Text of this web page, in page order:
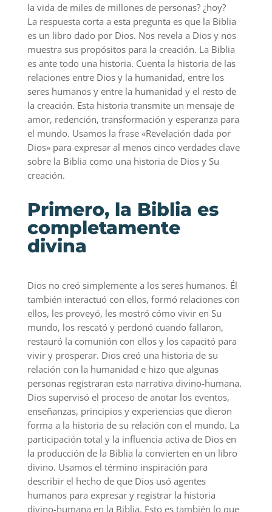
la vida de miles de millones de personas? ¿hoy?
La respuesta corta a esta pregunta es que la Biblia
es un libro dado por Dios. Nos revela a Dios y nos
muestra sus propósitos para la creación. La Biblia
es ante todo una historia. Cuenta la historia de las
relaciones entre Dios y la humanidad, entre los
seres humanos y entre la humanidad y el resto de
la creación. Esta historia transmite un mensaje de
amor, redención, transformación y esperanza para
el mundo. Usamos la frase «Revelación dada por
Dios» para expresar al menos cinco verdades clave
sobre la Biblia como una historia de Dios y Su
creación.
Primero, la Biblia es
completamente
divina
Dios no creó simplemente a los seres humanos. Él
también interactuó con ellos, formó relaciones con
ellos, les proveyó, les mostró cómo vivir en Su
mundo, los rescató y perdonó cuando fallaron,
restauró la comunión con ellos y los capacitó para
vivir y prosperar. Dios creó una historia de su
relación con la humanidad e hizo que algunas
personas registraran esta narrativa divino-humana.
Dios supervisó el proceso de anotar los eventos,
enseñanzas, principios y experiencias que dieron
forma a la historia de su relación con el mundo. La
participación total y la influencia activa de Dios en
la producción de la Biblia la convierten en un libro
divino. Usamos el término inspiración para
describir el hecho de que Dios usó agentes
humanos para expresar y registrar la historia
divino-humana en la Biblia. Esto es también lo que